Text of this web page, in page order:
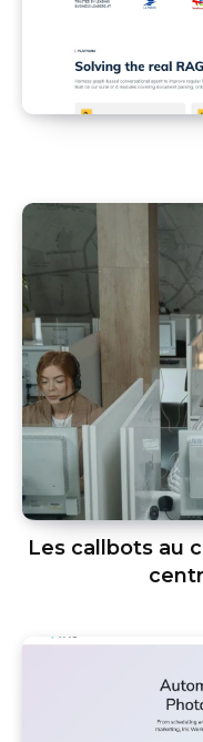
Les callbots au